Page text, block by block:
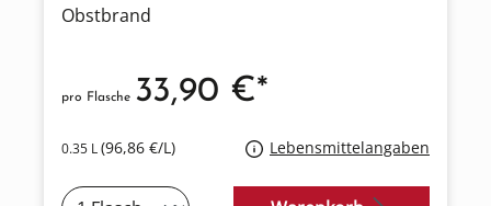
Obstbrand
0.35 L(96,86 €/L) Lebensmittelangaben
pro Flasche 33,90 €*